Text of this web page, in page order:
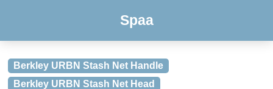
Spaa
Berkley URBN Stash Net Handle
Berkley URBN Stash Net Head